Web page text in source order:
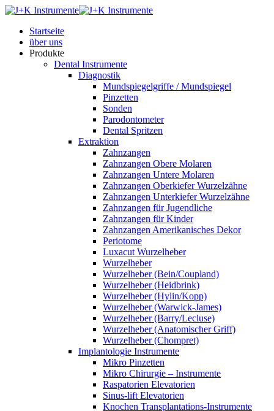
Startseite
über uns
Produkte
Dental Instrumente
Diagnostik
Mundspiegelgriffe / Mundspiegel
Pinzetten
Sonden
Parodontometer
Dental Spritzen
Extraktion
Zahnzangen
Zahnzangen Obere Molaren
Zahnzangen Untere Molaren
Zahnzangen Oberkiefer Wurzelzähne
Zahnzangen Unterkiefer Wurzelzähne
Zahnzangen für Jugendliche
Zahnzangen für Kinder
Zahnzangen Amerikanisches Dekor
Periotome
Luxacut Wurzelheber
Wurzelheber
Wurzelheber (Bein/Coupland)
Wurzelheber (Heidbrink)
Wurzelheber (Hylin/Kopp)
Wurzelheber (Warwick-James)
Wurzelheber (Barry/Lecluse)
Wurzelheber (Anatomischer Griff)
Wurzelheber (Chompret)
Implantologie Instrumente
Mikro Pinzetten
Mikro Chirurgie – Instrumente
Raspatorien Elevatorien
Sinus-lift Elevatorien
Knochen Transplantations-Instrumente